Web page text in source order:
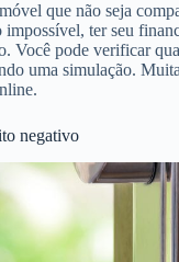
que não seja
impossível, ter seu
Você pode verificar
uma simulação.
negativo